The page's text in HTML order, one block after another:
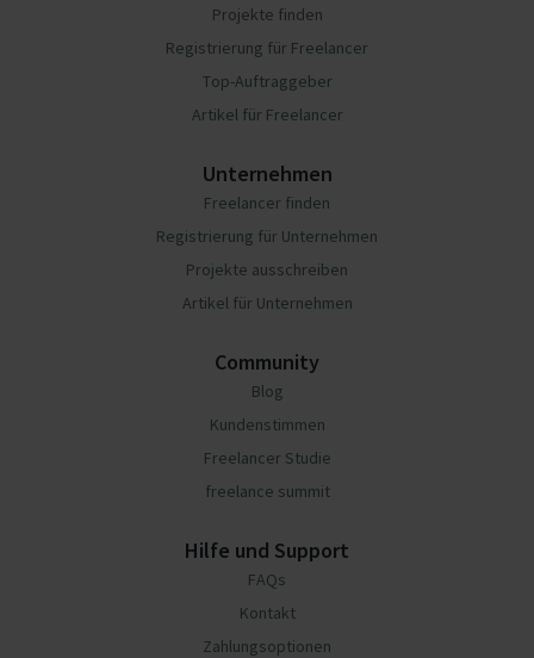
Projekte finden
Registrierung für Freelancer
Top-Auftraggeber
Artikel für Freelancer
Unternehmen
Freelancer finden
Registrierung für Unternehmen
Projekte ausschreiben
Artikel für Unternehmen
Community
Blog
Kundenstimmen
Freelancer Studie
freelance summit
Hilfe und Support
FAQs
Kontakt
Zahlungsoptionen